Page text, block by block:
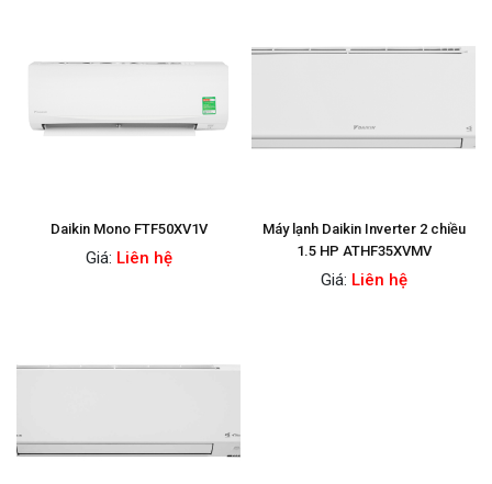
Daikin Mono FTF50XV1V
Giá: Liên hệ
Máy lạnh Daikin Inverter 2 chiều
1.5 HP ATHF35XVMV
Giá: Liên hệ